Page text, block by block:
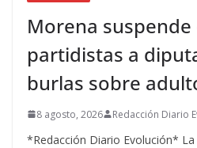
Morena
partidistas a
burlas sobre
8 agosto, 2026 Redacción Diario
*Redacción Diario Evolución*